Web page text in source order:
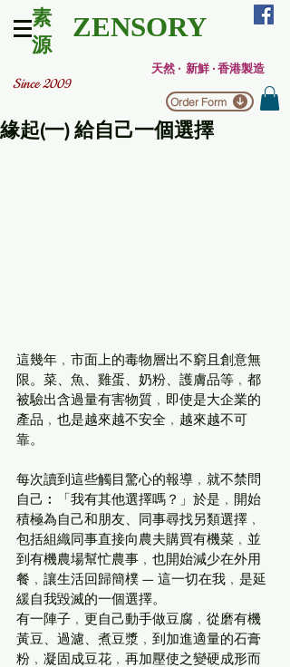
ZENSORY
天然 ‧ 新鮮 ‧ 香港製造
Since 2009
素
源
Order Form
緣起(一) 給自己一個選擇
這幾年﹐市面上的毒物層出不窮且創意無
限。菜、魚、雞蛋、奶粉、護膚品等﹐都
被驗出含過量有害物質﹐即使是大企業的
產品﹐也是越來越不安全﹐越來越不可
靠。
每次讀到這些觸目驚心的報導﹐就不禁問
自己︰「我有其他選擇嗎？」於是﹐開始
積極為自己和朋友、同事尋找另類選擇﹐
包括組織同事直接向農夫購買有機菜﹐並
到有機農場幫忙農事﹐也開始減少在外用
餐﹐讓生活回歸簡樸 — 這一切在我﹐是延
緩自我毀滅的一個選擇。
有一陣子﹐更自己動手做豆腐﹐從磨有機
黃豆、過濾、煮豆漿﹐到加進適量的石膏
粉﹐凝固成豆花﹐再加壓使之變硬成形而